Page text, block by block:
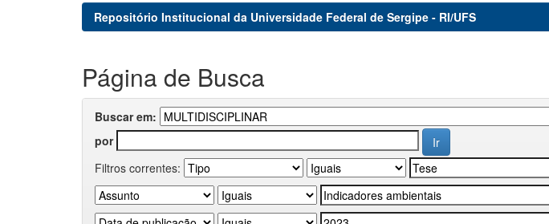
Repositório Institucional da Universidade Federal de Sergipe - RI/UFS
Página de Busca
Buscar em:
por
Filtros correntes: